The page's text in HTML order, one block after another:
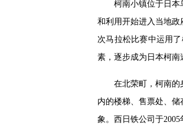
柯南小镇位于日
和利用开始进入当地政
次马拉松比赛中运用
素，逐步成为日本柯南
在北荣町，柯南的
内的楼梯、售票处、
象。西日铁公司于